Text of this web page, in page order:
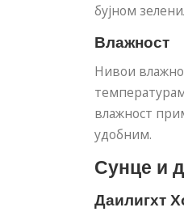
бујном
Влажност
Нивои
влажност
удобним.
Сунце и
Даилигхт